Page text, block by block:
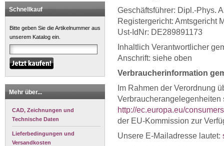
Schnellkauf
Bitte geben Sie die Artikelnummer aus
unserem Katalog ein.
Mehr über...
CAD, Zeichnungen und
Technische Daten
Lieferbedingungen und
Versandkosten
Geschäftsführer: Dipl.-Phys.
Registergericht: Amtsgericht
Ust-IdNr: DE289891173
Inhaltlich Verantwortlicher
Anschrift: siehe oben
Verbraucherinformation
Im Rahmen der Verordnung
Verbraucherangelegenheiten
http://ec.europa.eu/
der EU-Kommission zur
Unsere E-Mailadresse lautet: